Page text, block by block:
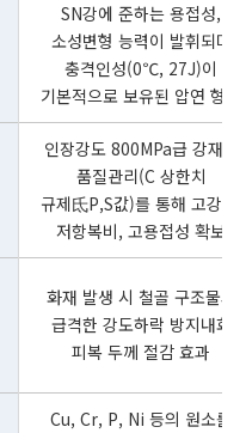
SN강에 준하는 용접성,
소성변형 능력이 발휘되며
충격인성(0℃, 27J)이
기본적으로 보유된 압연 형강
인장강도 800MPa급 강재로
품질관리(C 상한치
규제氐P,S값)를 통해 고강도,
저항복비, 고용접성 확보
화재 발생 시 철골 구조물의
급격한 강도하락 방지내화
피복 두께 절감 효과
Cu, Cr, P, Ni 등의 원소를